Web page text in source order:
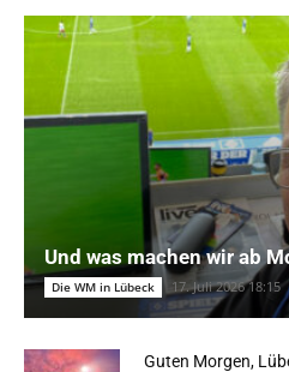
Und was machen wir ab
Die WM in Lübeck 17. Juli 2026 18:15
Guten Morgen,